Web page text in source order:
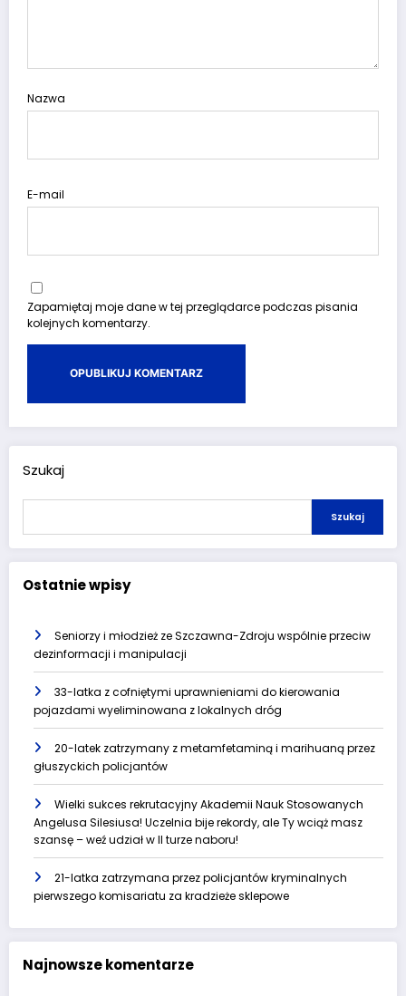
Nazwa
E-mail
Zapamiętaj moje dane w tej przeglądarce podczas pisania
kolejnych komentarzy.
Szukaj
Szukaj
Ostatnie wpisy
Seniorzy i młodzież ze Szczawna-Zdroju wspólnie przeciw
dezinformacji i manipulacji
33-latka z cofniętymi uprawnieniami do kierowania
pojazdami wyeliminowana z lokalnych dróg
20-latek zatrzymany z metamfetaminą i marihuaną przez
głuszyckich policjantów
Wielki sukces rekrutacyjny Akademii Nauk Stosowanych
Angelusa Silesiusa! Uczelnia bije rekordy, ale Ty wciąż masz
szansę – weź udział w II turze naboru!
21-latka zatrzymana przez policjantów kryminalnych
pierwszego komisariatu za kradzieże sklepowe
Najnowsze komentarze